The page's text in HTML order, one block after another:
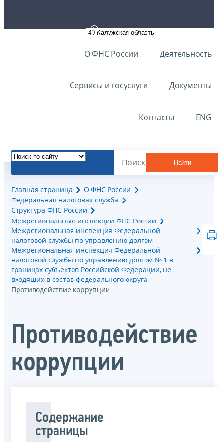
О ФНС России Деятельность
Сервисы и госуслуги Документы
Контакты ENG
Найти
Главная страница
О ФНС России
Федеральная налоговая служба
Структура ФНС России
Межрегиональные инспекции ФНС России
Межрегиональная инспекция Федеральной
налоговой службы по управлению долгом
Межрегиональная инспекция Федеральной
налоговой службы по управлению долгом № 1 в
границах субъектов Российской Федерации, не
входящих в состав федерального округа
Противодействие коррупции
Противодействие
коррупции
Содержание
страницы